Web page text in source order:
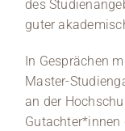
des
guter
In Gesprächen
Master-
an der